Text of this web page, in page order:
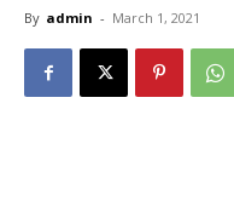
By admin - March 1, 2021